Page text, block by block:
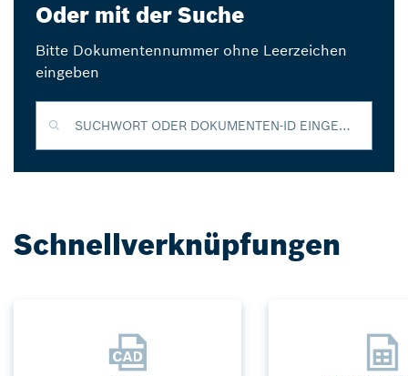
Oder mit der Suche
Bitte Dokumentennummer ohne Leerzeichen
eingeben
SUCHWORT ODER DOKUMENTEN-ID EINGEBEN
Schnellverknüpfungen